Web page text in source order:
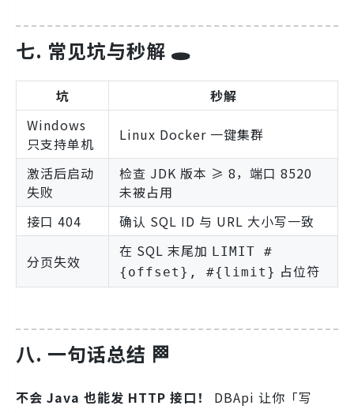
七. 常见坑与秒解 🕳️
坑
秒解
Windows
只支持单机
Linux Docker 一键集群
激活后启动
失败
检查 JDK 版本 ≥ 8，端口 8520
未被占用
接口 404
确认 SQL ID 与 URL 大小写一致
分页失效
在 SQL 末尾加 LIMIT #
{offset}, #{limit} 占位符
八. 一句话总结 🏁
不会 Java 也能发 HTTP 接口！
DBApi 让你「写